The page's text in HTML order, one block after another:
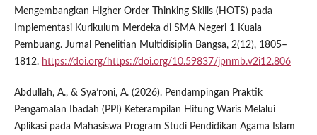
Mengembangkan Higher Order Thinking Skills (HOTS) pada
Implementasi Kurikulum Merdeka di SMA Negeri 1 Kuala
Pembuang. Jurnal Penelitian Multidisiplin Bangsa, 2(12), 1805–
1812. https://doi.org/https://doi.org/10.59837/jpnmb.v2i12.806
Abdullah, A., & Sya’roni, A. (2026). Pendampingan Praktik
Pengamalan Ibadah (PPI) Keterampilan Hitung Waris Melalui
Aplikasi pada Mahasiswa Program Studi Pendidikan Agama Islam